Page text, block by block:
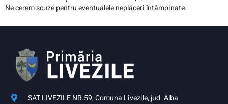
Ne cerem scuze pentru eventualele neplăceri întâmpinate.
SAT LIVEZILE NR.59, Comuna Livezile, jud. Alba